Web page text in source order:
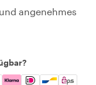
angenehmes
Pay, Google